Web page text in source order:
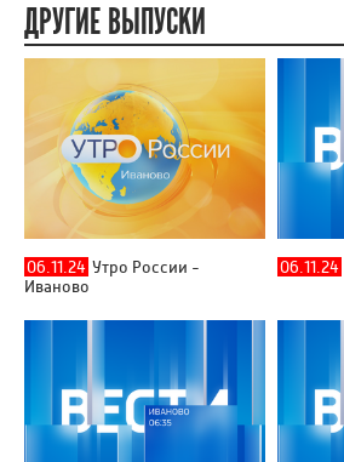
ДРУГИЕ ВЫПУСКИ
06.11.24 Утро России -
Иваново
06.11.24